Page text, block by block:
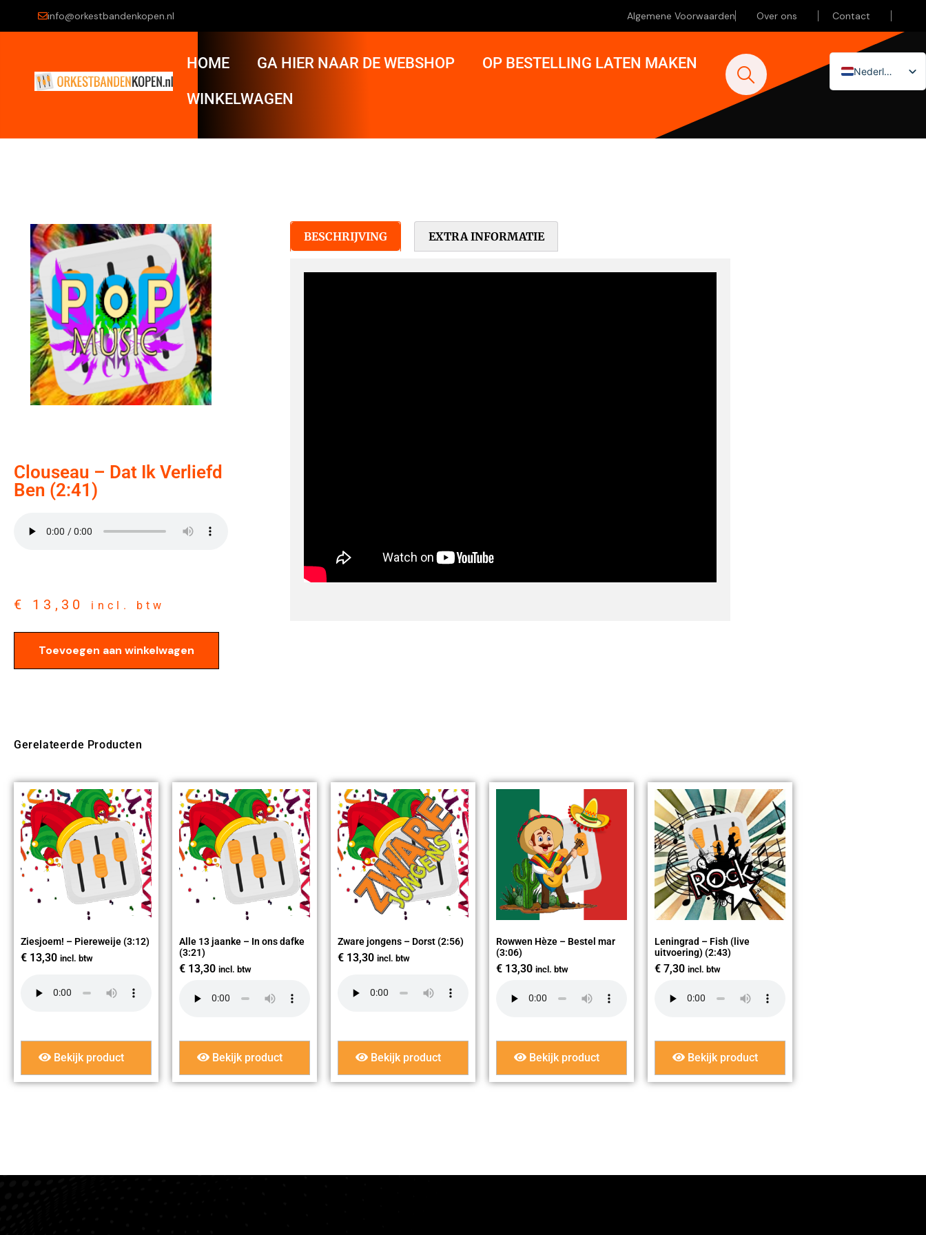
info@orkestbandenkopen.nl Algemene Voorwaarden Over ons Contact
HOME GA HIER NAAR DE WEBSHOP OP BESTELLING LATEN MAKEN
WINKELWAGEN
Nederlands
English (UK)
Clouseau – Dat Ik Verliefd
Ben (2:41)
€ 13,30 incl. btw
Toevoegen aan winkelwagen
BESCHRIJVING EXTRA INFORMATIE
Gerelateerde Producten
Ziesjoem! – Piereweije (3:12)
€ 13,30 incl. btw
Bekijk product
Alle 13 jaanke – In ons dafke
(3:21)
€ 13,30 incl. btw
Bekijk product
Zware jongens – Dorst (2:56)
€ 13,30 incl. btw
Bekijk product
Rowwen Hèze – Bestel mar
(3:06)
€ 13,30 incl. btw
Bekijk product
Leningrad – Fish (live
uitvoering) (2:43)
€ 7,30 incl. btw
Bekijk product